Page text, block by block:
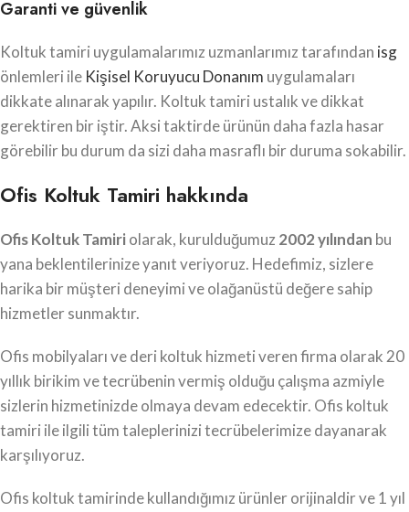
Garanti ve güvenlik
Koltuk tamiri uygulamalarımız uzmanlarımız tarafından isg
önlemleri ile Kişisel Koruyucu Donanım uygulamaları
dikkate alınarak yapılır. Koltuk tamiri ustalık ve dikkat
gerektiren bir iştir. Aksi taktirde ürünün daha fazla hasar
görebilir bu durum da sizi daha masraflı bir duruma sokabilir.
Ofis Koltuk Tamiri hakkında
Ofis Koltuk Tamiriolarak, kurulduğumuz 2002 yılından bu
yana beklentilerinize yanıt veriyoruz. Hedefimiz, sizlere
harika bir müşteri deneyimi ve olağanüstü değere sahip
hizmetler sunmaktır.
Ofis mobilyaları ve deri koltuk hizmeti veren firma olarak 20
yıllık birikim ve tecrübenin vermiş olduğu çalışma azmiyle
sizlerin hizmetinizde olmaya devam edecektir. Ofis koltuk
tamiri ile ilgili tüm taleplerinizi tecrübelerimize dayanarak
karşılıyoruz.
Ofis koltuk tamirinde kullandığımız ürünler orijinaldir ve 1 yıl